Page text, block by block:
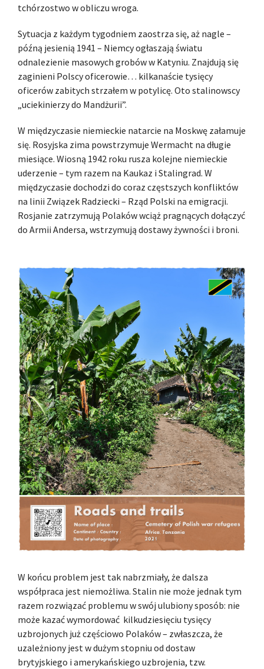
tchórzostwo w obliczu wroga.
Sytuacja z każdym tygodniem zaostrza się, aż nagle –
późną jesienią 1941 – Niemcy ogłaszają światu
odnalezienie masowych grobów w Katyniu. Znajdują się
zaginieni Polscy oficerowie… kilkanaście tysięcy
oficerów zabitych strzałem w potylicę. Oto stalinowscy
„uciekinierzy do Mandżurii”.
W międzyczasie niemieckie natarcie na Moskwę załamuje
się. Rosyjska zima powstrzymuje Wermacht na długie
miesiące. Wiosną 1942 roku rusza kolejne niemieckie
uderzenie – tym razem na Kaukaz i Stalingrad. W
międzyczasie dochodzi do coraz częstszych konfliktów
na linii Związek Radziecki – Rząd Polski na emigracji.
Rosjanie zatrzymują Polaków wciąż pragnących dołączyć
do Armii Andersa, wstrzymują dostawy żywności i broni.
W końcu problem jest tak nabrzmiały, że dalsza
współpraca jest niemożliwa. Stalin nie może jednak tym
razem rozwiązać problemu w swój ulubiony sposób: nie
może kazać wymordować kilkudziesięciu tysięcy
uzbrojonych już częściowo Polaków – zwłaszcza, że
uzależniony jest w dużym stopniu od dostaw
brytyjskiego i amerykańskiego uzbrojenia, tzw.